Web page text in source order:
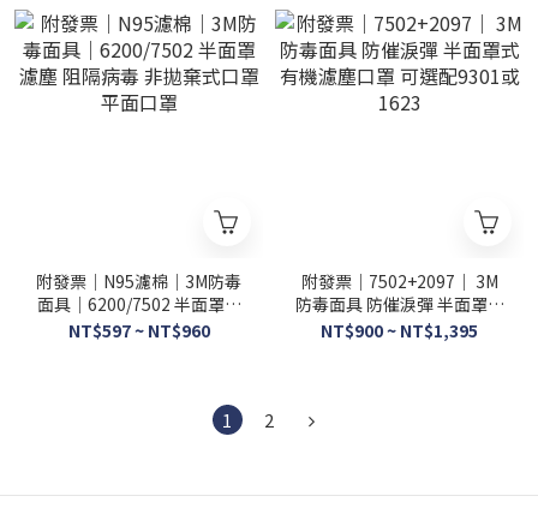
附發票｜N95濾棉｜3M防毒
面具｜6200/7502 半面罩濾
塵 阻隔病毒 非拋棄式口罩 平
NT$597 ~ NT$960
附發票｜7502+2097｜ 3M
防毒面具 防催淚彈 半面罩式
有機濾塵口罩 可選配9301或
NT$900 ~ NT$1,395
1 2